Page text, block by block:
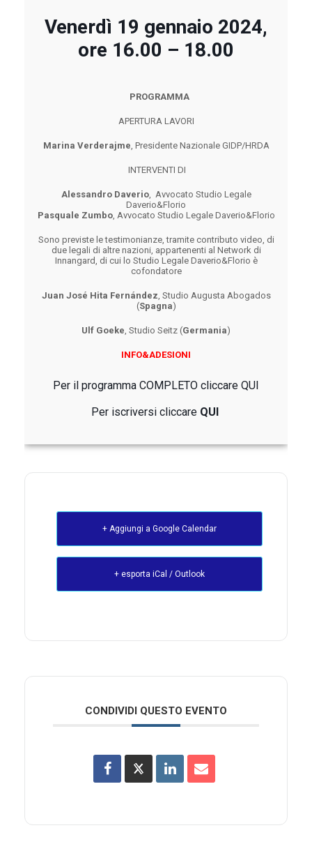
Venerdì 19 gennaio 2024,
ore 16.00 – 18.00
PROGRAMMA
APERTURA LAVORI
Marina Verderajme , Presidente Nazionale GIDP/HRDA
INTERVENTI DI
Alessandro Daverio, Avvocato Studio Legale
Daverio&Florio
Pasquale Zumbo, Avvocato Studio Legale Daverio&Florio
Sono previste le testimonianze, tramite contributo video, di
due legali di altre nazioni, appartenenti al Network di
Innangard, di cui lo Studio Legale Daverio&Florio è
cofondatore
Juan José Hita Fernández Studio Augusta Abogados
(Spagna)
Ulf Goeke , Studio Seitz (Germania)
INFO&ADESIONI
Per il programma COMPLETO cliccare QUI
Per iscriversi cliccare QUI
+ Aggiungi a Google Calendar
+ esporta iCal / Outlook
CONDIVIDI QUESTO EVENTO